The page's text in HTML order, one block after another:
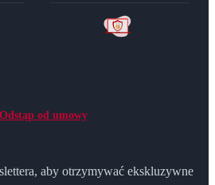
Odstąp od umowy
aby otrzymywać ekskluzywne